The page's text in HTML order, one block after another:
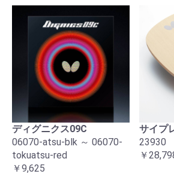
ディグニクス09C
06070-atsu-blk ～ 06070-
tokuatsu-red
￥9,625
サイプ
23930
￥